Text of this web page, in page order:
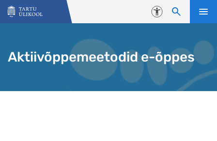
Liigu edasi põhisisu juurde
Juurdepääsetavus
Aktiivõppemeetodid e-õppes